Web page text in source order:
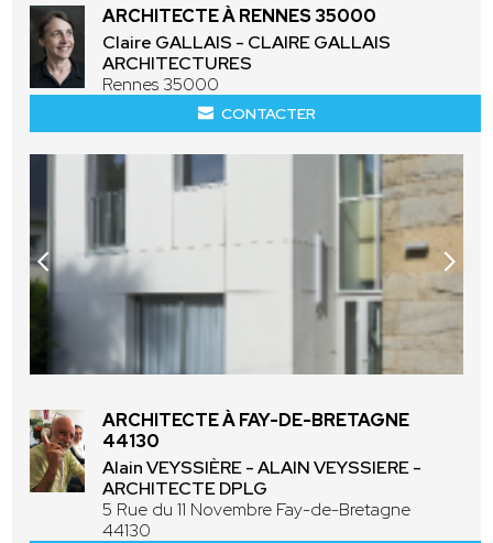
ARCHITECTE À RENNES 35000
Claire GALLAIS - CLAIRE GALLAIS
ARCHITECTURES
Rennes 35000
CONTACTER
ARCHITECTE À FAY-DE-BRETAGNE
44130
Alain VEYSSIÈRE - ALAIN VEYSSIERE -
ARCHITECTE DPLG
5 Rue du 11 Novembre Fay-de-Bretagne
44130